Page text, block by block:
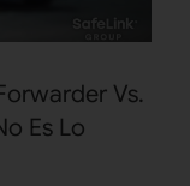
Vs.
Es Lo